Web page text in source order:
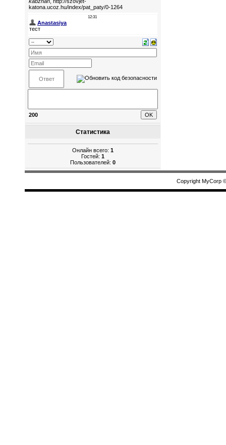
200
Статистика
Онлайн всего: 1
Гостей: 1
Пользователей: 0
Copyright MyCorp